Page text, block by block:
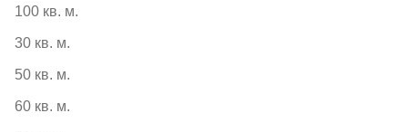
100 кв. м.
30 кв. м.
50 кв. м.
60 кв. м.